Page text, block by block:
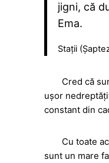
jigni, că
Ema.
Stații
Cred că
ușor
constant din
Cu toate
sunt un mare